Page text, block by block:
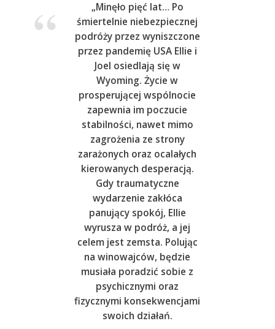
„Minęło pięć lat… Po
śmiertelnie niebezpiecznej
podróży przez wyniszczone
przez pandemię USA Ellie i
Joel osiedlają się w
Wyoming. Życie w
prosperującej wspólnocie
zapewnia im poczucie
stabilności, nawet mimo
zagrożenia ze strony
zarażonych oraz ocalałych
kierowanych desperacją.
Gdy traumatyczne
wydarzenie zakłóca
panujący spokój, Ellie
wyrusza w podróż, a jej
celem jest zemsta. Polując
na winowajców, będzie
musiała poradzić sobie z
psychicznymi oraz
fizycznymi konsekwencjami
swoich działań.